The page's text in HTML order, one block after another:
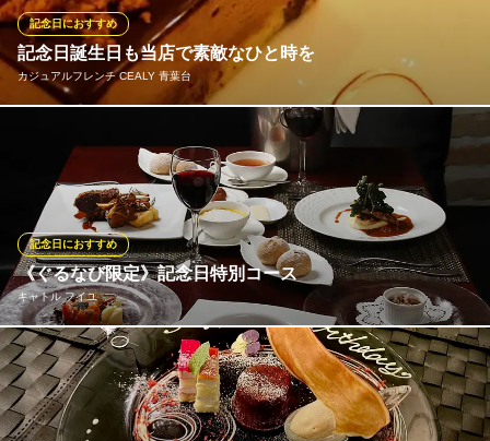
ってオススメできる逸品です。
季節の産直食材×イタリアン グリーンハウス 青葉台
個室完備老舗イタリアン
神奈川県横浜市青葉区青葉台1-6-16 ＧＨビル8F
記念日誕生日も当店で素敵なひと時を
カジュアルフレンチ CEALY 青葉台
記念日におすすめ
記念日や誕生日などの際は、無料でメッセージプレートをご用意
しております。 追加料金でデザートの盛り合わせや、事前予約で
バースデーケーキもご用意できますので、お気軽にお問合せ下さ
い。
カジュアルフレンチ CEALY 青葉台
カジュアルフレンチ
東急田園都市線青葉台駅 徒歩12分
神奈川県横浜市青葉区桜台29-1
《ぐるなび限定》記念日特別コース
キャトル フイユ
記念日におすすめ
ぐるなび記念日特別コース《￥8,680》メッセージ入り記念日ケー
キ付き 一口オードブル／冷前菜／温前菜(フォアグラのポワレ)／
本日のポタージュ／本日の魚料理／和牛サーロイン網焼き／誕生
日･記念日メッセージ入り特別ケーキ／デザート／コーヒーまたは